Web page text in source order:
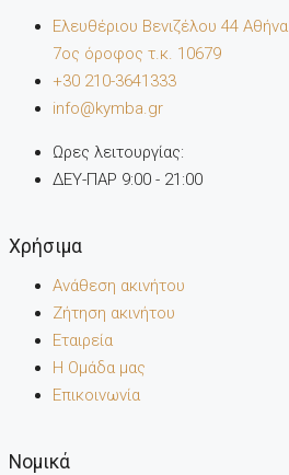
Ελευθέριου Βενιζέλου 44 Αθήνα
7oς όροφος τ.κ. 10679
+30 210-3641333
info@kymba.gr
Ωρες λειτουργίας:
ΔΕΥ-ΠΑΡ 9:00 - 21:00
Χρήσιμα
Ανάθεση ακινήτου
Ζήτηση ακινήτου
Εταιρεία
Η Ομάδα μας
Επικοινωνία
Noμικά